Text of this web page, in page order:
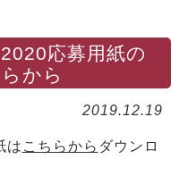
応募用紙の
から
2019.12.19
は こちらから ダウンロ